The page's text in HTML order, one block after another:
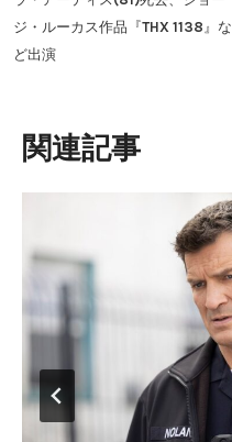
ビ
ゲ
ョ
ン
ジ・ルーカス作品『THX 1138』な
ど出演
類似投稿